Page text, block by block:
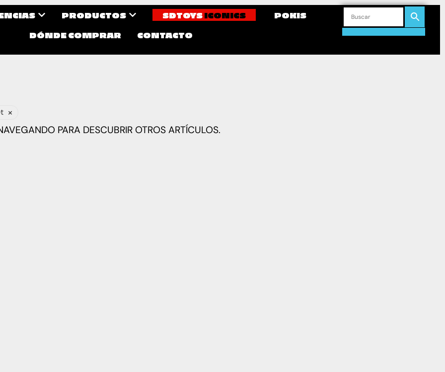
PRODUCTOS SDTOYS ICONICS
POKIS
DÓNDE COMPRAR
CONTACTO
×
PARA DESCUBRIR OTROS ARTÍCULOS.